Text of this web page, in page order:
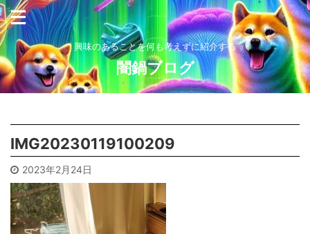
興味のあることを何も考えずに紹介する
闇鍋ブログ
IMG20230119100209
2023年2月24日